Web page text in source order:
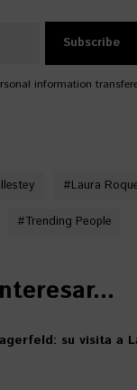
information
#Laura
#Trending People
su visita a